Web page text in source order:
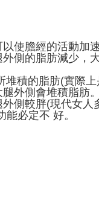
以​​使膽經的活動加
側的脂肪減少，
堆積的脂肪(實際
腿外側會堆積脂肪
側較胖(現代女
能必定不 好。